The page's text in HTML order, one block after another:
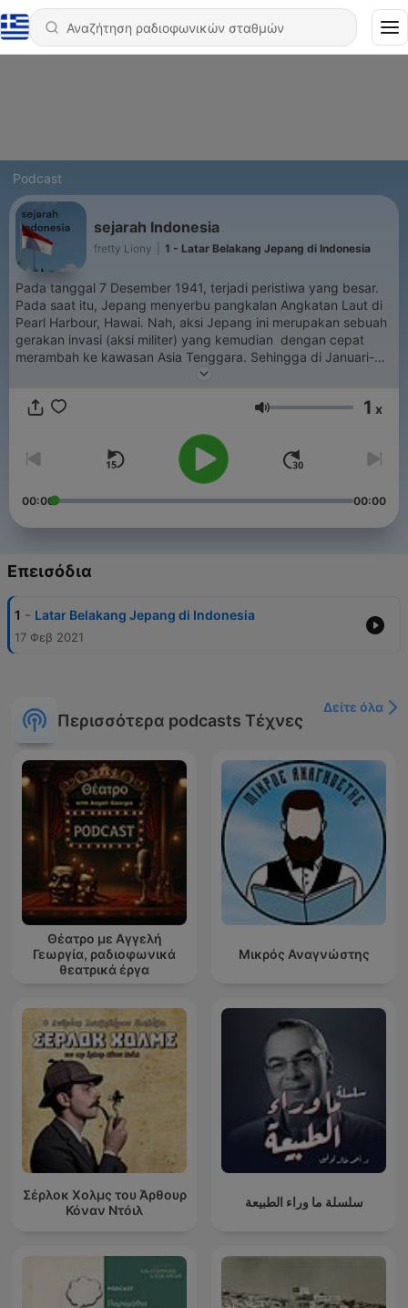
Podcast
sejarah Indonesia
fretty Liony 1 - Latar Belakang Jepang di Indonesia
Pada tanggal 7 Desember 1941, terjadi peristiwa yang besar.
Pada saat itu, Jepang menyerbu pangkalan Angkatan Laut di
Pearl Harbour, Hawai. Nah, aksi Jepang ini merupakan sebuah
gerakan invasi (aksi militer) yang kemudian dengan cepat
merambah ke kawasan Asia Tenggara. Sehingga di Januari-
Februari tahun 1942, Jepang menduduki Filipina, Pontianak,
Samarinda, yang mana waktu itu bangsa Belanda masih
Ένταση 1 x
00:00 00:00
Επεισόδια
1 - Latar Belakang Jepang di Indonesia
17 Φεβ 2021
Περισσότερα podcasts Τέχνες
Δείτε όλα
Θέατρο με Αγγελή
Γεωργία, ραδιοφωνικά
θεατρικά έργα
Μικρός Αναγνώστης
Σέρλοκ Χολμς του Άρθουρ
Κόναν Ντόιλ
سلسلة ما وراء الطبيعة